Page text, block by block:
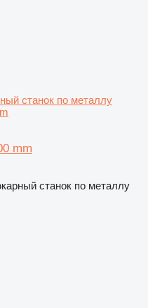
станок по металлу
mm
станок по металлу